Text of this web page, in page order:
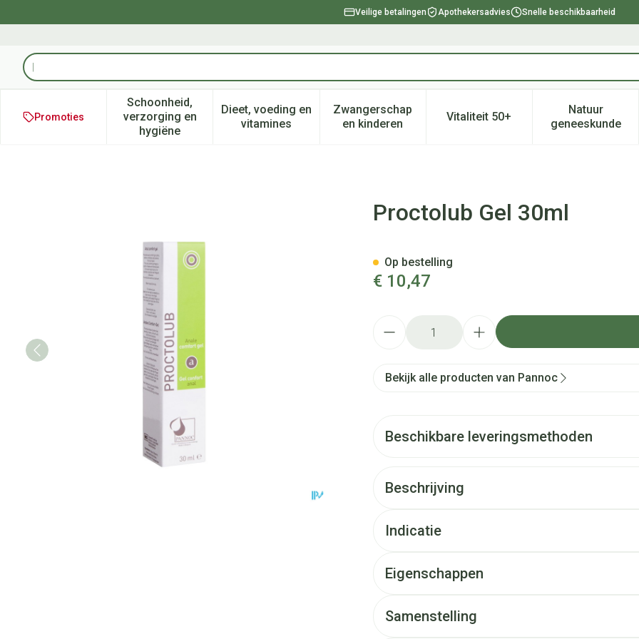
Veilige betalingen Apothekersadvies Snelle beschikbaarheid
Product, merk, categorie...
Promoties
Schoonheid,
verzorging en
hygiëne
Toon submenu voor Schoonheid, verzorging en hygiëne categorie
Dieet, voeding en
vitaminesToon submenu voor Dieet, voeding en vitamines categorie
Zwangerschap
en kinderenToon submenu voor Zwangerschap en kinderen
Vitaliteit 50+Toon submenu voor Vitaliteit
Natuur
geneeskunde
Toon
Proctolub Gel 30ml
€ 10,47
Op bestelling
Bekijk alle producten van Pannoc
Beschikbare leveringsmethoden
Beschrijving
Indicatie
Eigenschappen
Samenstelling